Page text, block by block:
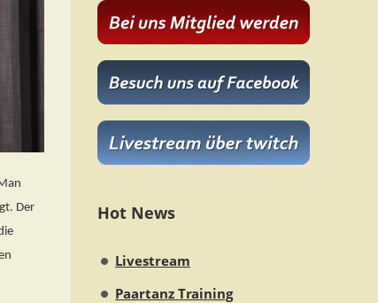
Der
Hot News
Livestream
Paartanz Training